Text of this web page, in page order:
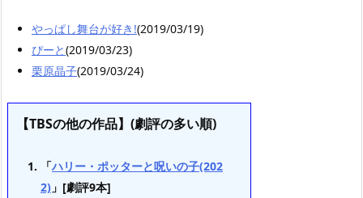
やっぱし舞台が好き!(2019/03/19)
ぴーと(2019/03/23)
栗原晶子(2019/03/24)
【TBSの他の作品】(劇評の多い順)
「ハリー・ポッターと呪いの子(202
2) 」[劇評9本]